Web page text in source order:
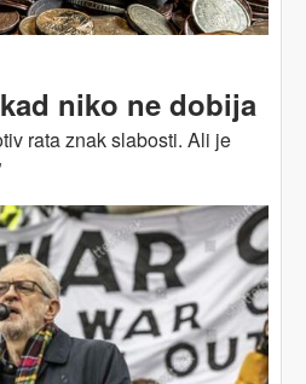
niko ne dobija
rata znak slabosti. Ali je